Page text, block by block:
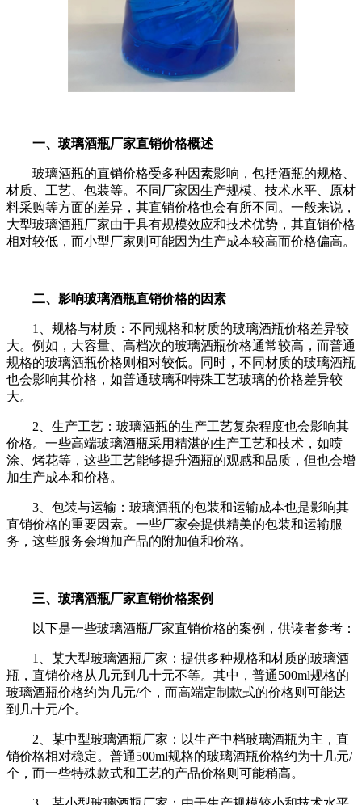
一、玻璃酒瓶厂家直销价格概述
玻璃酒瓶的直销价格受多种因素影响，包括酒瓶的规格、
材质、工艺、包装等。不同厂家因生产规模、技术水平、原材
料采购等方面的差异，其直销价格也会有所不同。一般来说，
大型玻璃酒瓶厂家由于具有规模效应和技术优势，其直销价格
相对较低，而小型厂家则可能因为生产成本较高而价格偏高。
二、影响玻璃酒瓶直销价格的因素
1、规格与材质：不同规格和材质的玻璃酒瓶价格差异较
大。例如，大容量、高档次的玻璃酒瓶价格通常较高，而普通
规格的玻璃酒瓶价格则相对较低。同时，不同材质的玻璃酒瓶
也会影响其价格，如普通玻璃和特殊工艺玻璃的价格差异较
大。
2、生产工艺：玻璃酒瓶的生产工艺复杂程度也会影响其
价格。一些高端玻璃酒瓶采用精湛的生产工艺和技术，如喷
涂、烤花等，这些工艺能够提升酒瓶的观感和品质，但也会增
加生产成本和价格。
3、包装与运输：玻璃酒瓶的包装和运输成本也是影响其
直销价格的重要因素。一些厂家会提供精美的包装和运输服
务，这些服务会增加产品的附加值和价格。
三、玻璃酒瓶厂家直销价格案例
以下是一些玻璃酒瓶厂家直销价格的案例，供读者参考：
1、某大型玻璃酒瓶厂家：提供多种规格和材质的玻璃酒
瓶，直销价格从几元到几十元不等。其中，普通500ml规格的
玻璃酒瓶价格约为几元/个，而高端定制款式的价格则可能达
到几十元/个。
2、某中型玻璃酒瓶厂家：以生产中档玻璃酒瓶为主，直
销价格相对稳定。普通500ml规格的玻璃酒瓶价格约为十几元/
个，而一些特殊款式和工艺的产品价格则可能稍高。